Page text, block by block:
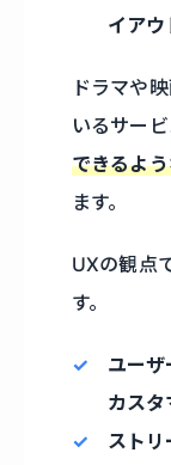
イアウ
ドラマや
いるサー
できるよ
ます。
UXの観点
す。
ユー
カス
スト